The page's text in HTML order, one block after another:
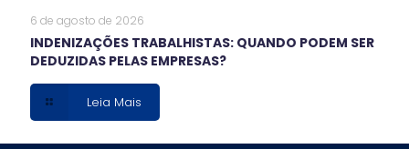
6 de agosto de 2026
INDENIZAÇÕES TRABALHISTAS: QUANDO PODEM SER
DEDUZIDAS PELAS EMPRESAS?
Leia Mais